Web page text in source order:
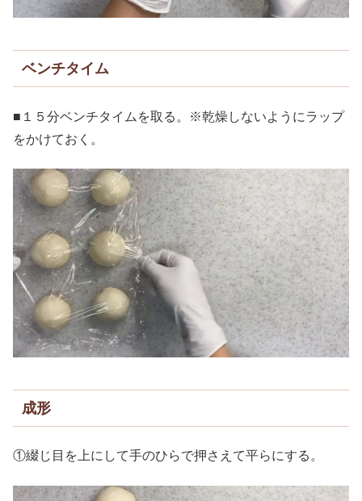
ベンチタイム
■１５分ベンチタイムを取る。※乾燥しないようにラップ
をかけておく。
成形
①綴じ目を上にして手のひらで押さえて平らにする。